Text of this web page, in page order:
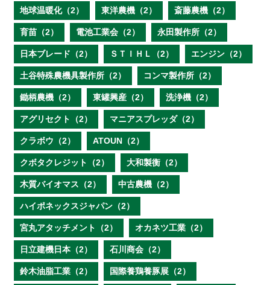
地球温暖化（2） 東洋農機（2） 斎藤農機（2）
育苗（2） 電池工業会（2） 永田製作所（2）
日本ブレード（2） ＳＴＩＨＬ（2） エンジン（2）
土谷特殊農機具製作所（2） コンマ製作所（2）
鋤柄農機（2） 東罐興産（2） 洗浄機（2）
アグリセクト（2） マニアスプレッダ（2）
クラボウ（2） ATOUN（2）
クボタクレジット（2） 大和製衡（2）
木質バイオマス（2） 中古農機（2）
ハイポネックスジャパン（2）
宮丸アタッチメント（2） オカネツ工業（2）
日立建機日本（2） 石川商会（2）
鈴木油脂工業（2） 国際養鶏養豚展（2）